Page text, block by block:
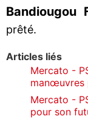
Bandiougou
prêté.
Articles liés
Mercato -
manœuvres
Mercato -
pour son